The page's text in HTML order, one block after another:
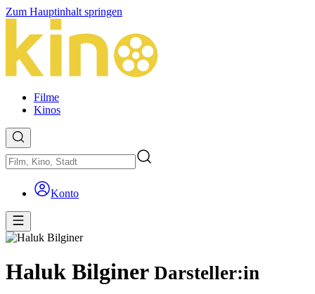
Zum Hauptinhalt springen
Filme
Kinos
Konto
Haluk Bilginer Darsteller:in